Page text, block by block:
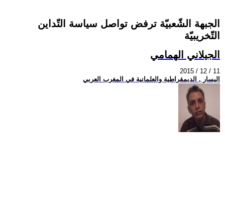
الجبهة الشّعبيّة ترفض تواصل سياسة التّداين
التّخريبيّة
الجيلاني الهمامي
2015 / 12 / 11
اليسار , الديمقراطية والعلمانية في المغرب العربي